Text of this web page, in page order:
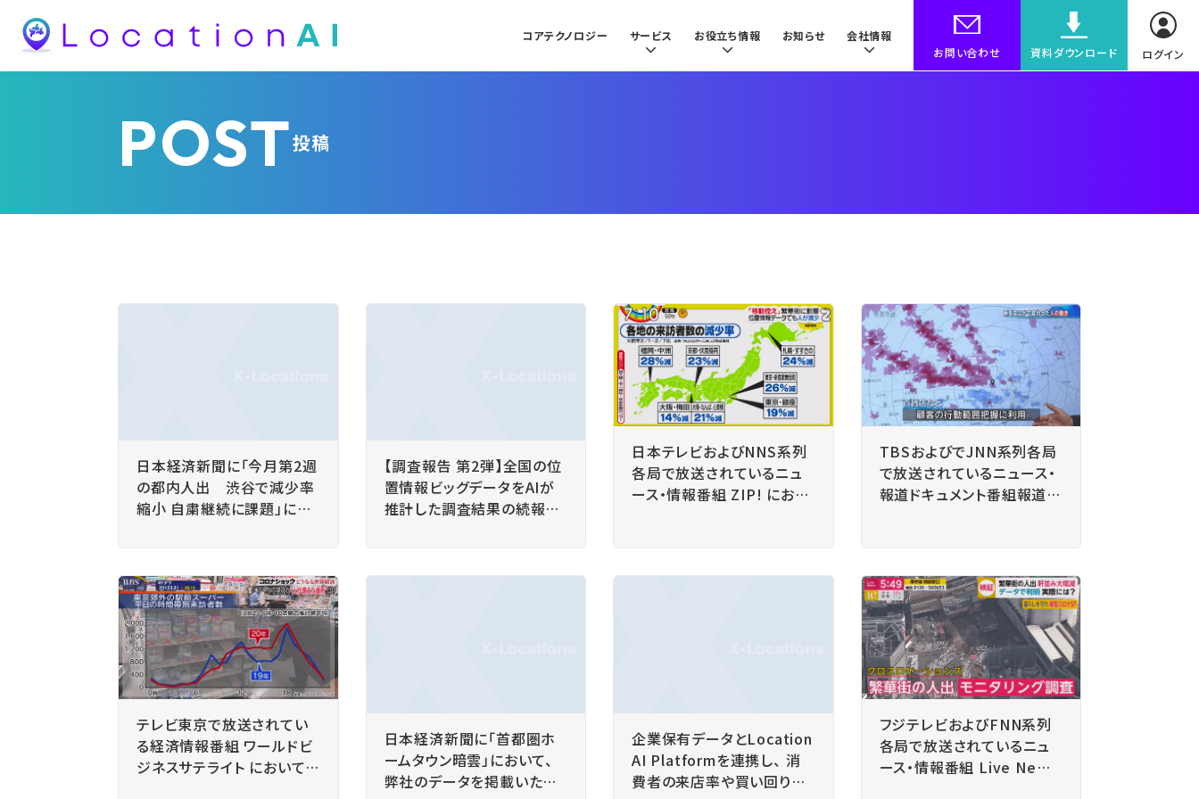
コアテクノロジー サービス お役立ち情報 お知らせ
会社情報
お問い合わせ
資料ダウンロード ログイン
POST投稿
日本経済新聞に「今月第2週
の都内人出 渋谷で減少率
縮小 自粛継続に課題」にお
【調査報告 第2弾】全国の位
置情報ビッグデータをAIが
推計した調査結果の続報を
表前後で 人の流れの変化が
日本テレビおよびNNS系列
各局で放送されているニュ
ース・情報番組 ZIP! におい
社の技術、事業内容をご紹
TBSおよびでJNN系列各局
で放送されているニュース・
報道ドキュメント番組報道特
株式会社の技術、事業内容
をご紹介いただきました。
テレビ東京で放送されてい
る経済情報番組 ワールドビ
ジネスサテライト において、
日本経済新聞に「首都圏ホ
ームタウン暗雲」において、
弊社のデータを掲載いただ
企業保有データとLocation
AI Platformを連携し、 消
費者の来店率や買い回りパ
フジテレビおよびFNN系列
各局で放送されているニュ
ース・情報番組 Live News